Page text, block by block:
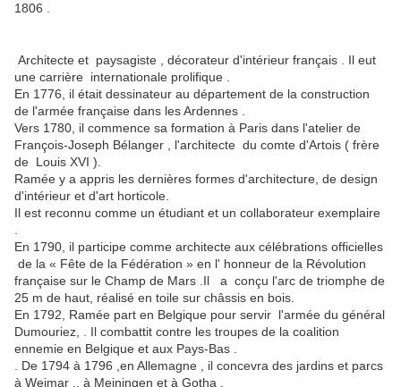
1806 .
Architecte et paysagiste , décorateur d'intérieur français . Il eut
une carrière internationale prolifique .
En 1776, il était dessinateur au département de la construction
de l'armée française dans les Ardennes .
Vers 1780, il commence sa formation à Paris dans l'atelier de
François-Joseph Bélanger , l'architecte du comte d'Artois ( frère
de Louis XVI ).
Ramée y a appris les dernières formes d'architecture, de design
d'intérieur et d'art horticole.
Il est reconnu comme un étudiant et un collaborateur exemplaire
En 1790, il participe comme architecte aux célébrations officielles
de la « Fête de la Fédération » en l' honneur de la Révolution
française sur le Champ de Mars .Il a conçu l'arc de triomphe de
25 m de haut, réalisé en toile sur châssis en bois.
En 1792, Ramée part en Belgique pour servir l'armée du général
Dumouriez, . Il combattit contre les troupes de la coalition
ennemie en Belgique et aux Pays-Bas .
. De 1794 à 1796 ,en Allemagne , il concevra des jardins et parcs
à Weimar ,, à Meiningen et à Gotha .